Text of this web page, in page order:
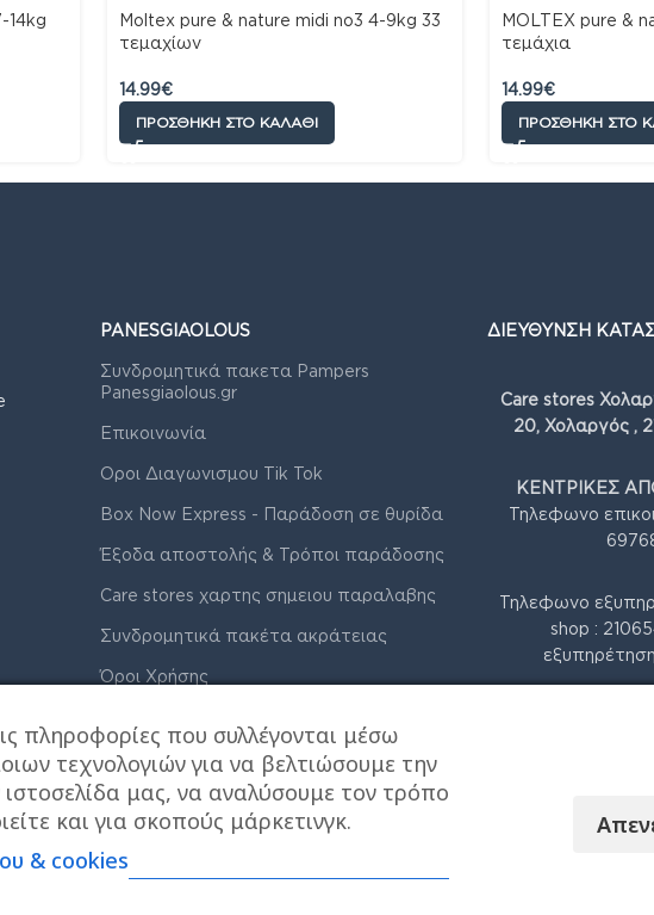
14kg
Moltex pure & nature midi no3 4-9kg 33
τεμαχίων
14.99€
ΠΡΟΣΘΉΚΗ ΣΤΟ ΚΑΛΆΘΙ
MOLTEX pure &
τεμάχια
14.99€
ΠΡΟΣΘΉΚΗ ΣΤΟ
PANESGIAOLOUS
Συνδρομητικά πακετα Pampers
Panesgiaolous.gr
Επικοινωνία
Οροι Διαγωνισμου Tik Tok
Box Now Express - Παράδοση σε θυρίδα
Έξοδα αποστολής & Τρόποι παράδοσης
Care stores χαρτης σημειου παραλαβης
Συνδρομητικά πακέτα ακράτειας
Όροι Χρήσης
ΔΙΕΥΘΥΝΣΗ
Care stores
20, Χολαργός ,
ΚΕΝΤΡΙΚΕΣ
Τηλεφωνο
Τηλεφωνο
shop :
πληροφορίες που συλλέγονται μέσω
τεχνολογιών για να βελτιώσουμε την
ιστοσελίδα μας, να αναλύσουμε τον τρόπο
και για σκοπούς μάρκετινγκ.
& cookies